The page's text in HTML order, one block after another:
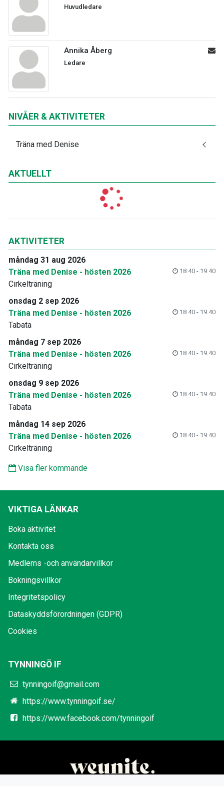
Huvudledare
Annika Åberg
Ledare
NIVÅER & AKTIVITETER
Träna med Denise
AKTUELLT
AKTIVITETER
måndag 31 aug 2026
Träna med Denise - hösten 2026
18:40 - 19:40
Cirkelträning
onsdag 2 sep 2026
Träna med Denise - hösten 2026
18:40 - 19:40
Tabata
måndag 7 sep 2026
Träna med Denise - hösten 2026
18:40 - 19:40
Cirkelträning
onsdag 9 sep 2026
Träna med Denise - hösten 2026
18:40 - 19:40
Tabata
måndag 14 sep 2026
Träna med Denise - hösten 2026
18:40 - 19:40
Cirkelträning
Visa fler kommande
VIKTIGA LÄNKAR
Boka aktivitet
Kontakta oss
Medlems -och användarvillkor
Bokningsvillkor
Integritetspolicy
Dataskyddsförordningen (GDPR)
Cookies
TYNNINGÖ IF
tynningoif@gmail.com
https://www.tynningoif.se/
https://www.facebook.com/tynningoif